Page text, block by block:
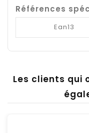
Références
Ean13
Les clients qui